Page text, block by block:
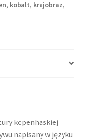
, kobalt, krajobraz,
kopenhaskiej
napisany w języku